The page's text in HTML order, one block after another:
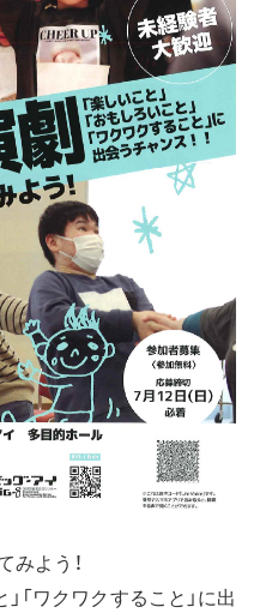
よう！
「ワクワクすること」に出